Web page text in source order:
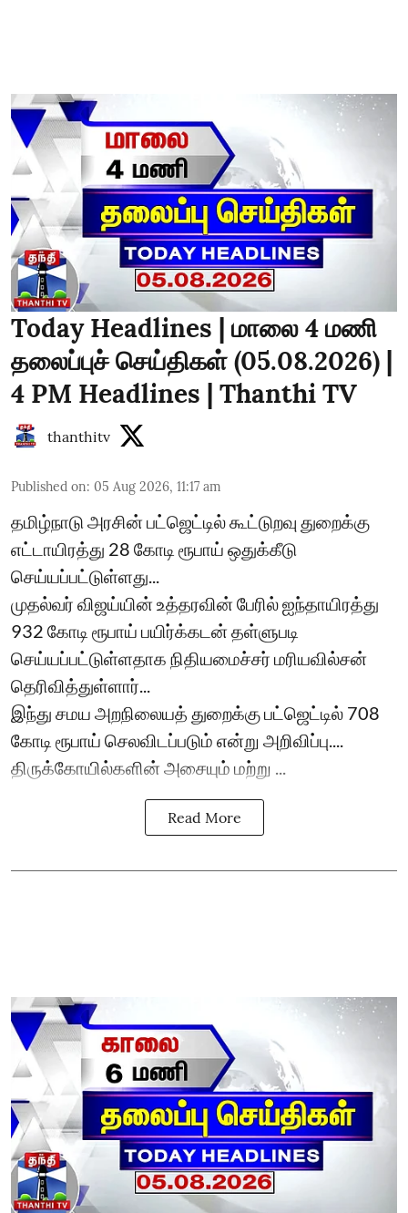
Today Headlines | மாலை 4 மணி
தலைப்புச் செய்திகள் (05.08.2026) |
4 PM Headlines | Thanthi TV
thanthitv
Published on: 05 Aug 2026, 11:17 am
தமிழ்நாடு அரசின் பட்ஜெட்டில் கூட்டுறவு துறைக்கு
எட்டாயிரத்து 28 கோடி ரூபாய் ஒதுக்கீடு
செய்யப்பட்டுள்ளது...
முதல்வர் விஜய்யின் உத்தரவின் பேரில் ஐந்தாயிரத்து
932 கோடி ரூபாய் பயிர்க்கடன் தள்ளுபடி
செய்யப்பட்டுள்ளதாக நிதியமைச்சர் மரியவில்சன்
தெரிவித்துள்ளார்...
இந்து சமய அறநிலையத் துறைக்கு பட்ஜெட்டில் 708
கோடி ரூபாய் செலவிடப்படும் என்று அறிவிப்பு....
திருக்கோயில்களின் அசையும் மற்று ...
Read More